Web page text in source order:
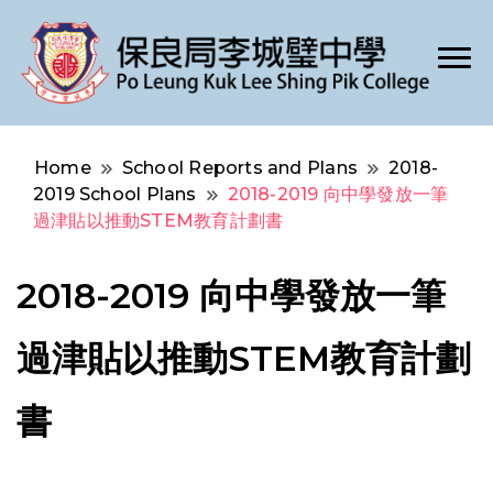
Po Leung Kuk Lee Shing Pik College
Home School Reports and Plans
2018-
2019 School Plans
2018-2019 向中學發放一筆
過津貼以推動STEM教育計劃書
2018-2019 向中學發放一筆
過津貼以推動STEM教育計劃
書